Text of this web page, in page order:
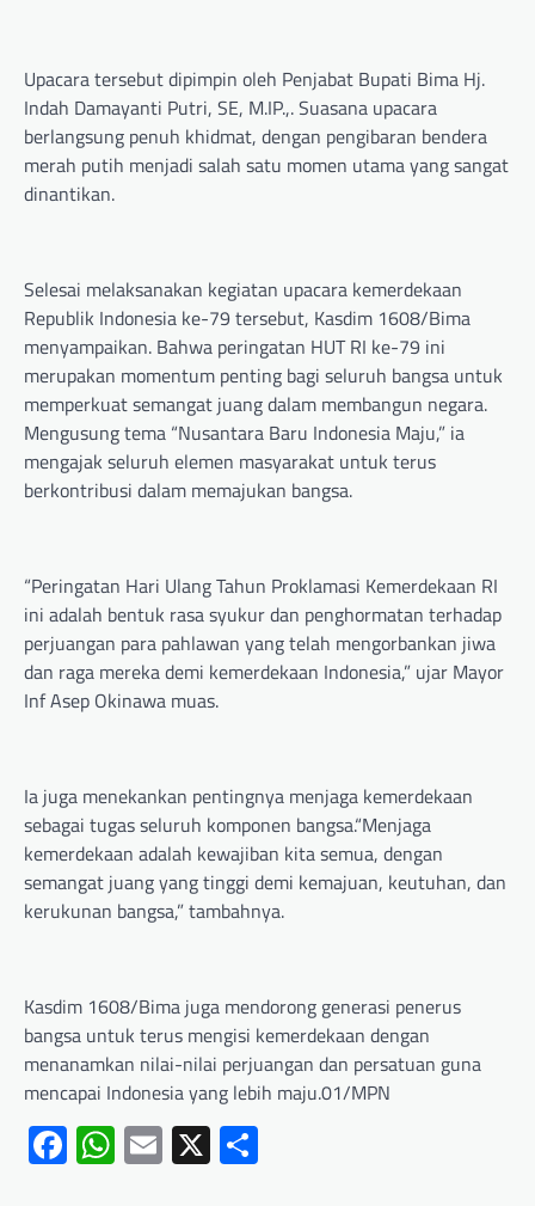
Upacara tersebut dipimpin oleh Penjabat Bupati Bima Hj.
Indah Damayanti Putri, SE, M.IP.,. Suasana upacara
berlangsung penuh khidmat, dengan pengibaran bendera
merah putih menjadi salah satu momen utama yang sangat
dinantikan.
Selesai melaksanakan kegiatan upacara kemerdekaan
Republik Indonesia ke-79 tersebut, Kasdim 1608/Bima
menyampaikan. Bahwa peringatan HUT RI ke-79 ini
merupakan momentum penting bagi seluruh bangsa untuk
memperkuat semangat juang dalam membangun negara.
Mengusung tema “Nusantara Baru Indonesia Maju,” ia
mengajak seluruh elemen masyarakat untuk terus
berkontribusi dalam memajukan bangsa.
“Peringatan Hari Ulang Tahun Proklamasi Kemerdekaan RI
ini adalah bentuk rasa syukur dan penghormatan terhadap
perjuangan para pahlawan yang telah mengorbankan jiwa
dan raga mereka demi kemerdekaan Indonesia,” ujar Mayor
Inf Asep Okinawa muas.
Ia juga menekankan pentingnya menjaga kemerdekaan
sebagai tugas seluruh komponen bangsa.“Menjaga
kemerdekaan adalah kewajiban kita semua, dengan
semangat juang yang tinggi demi kemajuan, keutuhan, dan
kerukunan bangsa,” tambahnya.
Kasdim 1608/Bima juga mendorong generasi penerus
bangsa untuk terus mengisi kemerdekaan dengan
menanamkan nilai-nilai perjuangan dan persatuan guna
mencapai Indonesia yang lebih maju.01/MPN
Facebook
WhatsApp
Email
X